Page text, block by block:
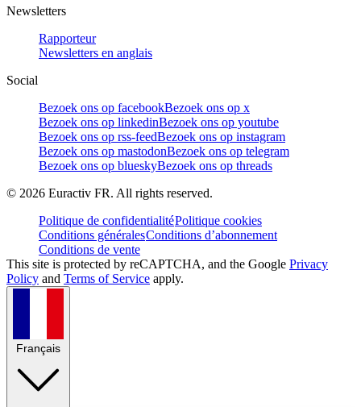
Newsletters
Rapporteur
Newsletters en anglais
Social
Bezoek ons op facebookBezoek ons op x
Bezoek ons op linkedinBezoek ons op youtube
Bezoek ons op rss-feedBezoek ons op instagram
Bezoek ons op mastodonBezoek ons op telegram
Bezoek ons op blueskyBezoek ons op threads
© 2026 Euractiv FR. All rights reserved.
Politique de confidentialitéPolitique cookies
Conditions généralesConditions d’abonnement
Conditions de vente
This site is protected by reCAPTCHA, and the Google Privacy
Policy and Terms of Service apply.
Français